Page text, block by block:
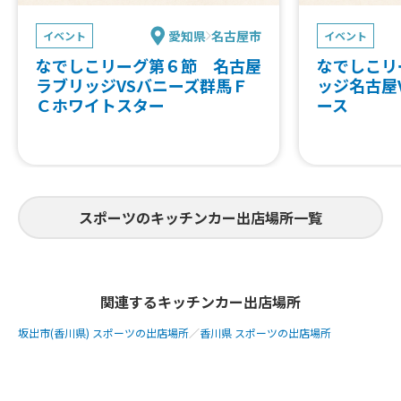
イベント 愛知県 名古屋市
なでしこリーグ第６節 名古屋
ラブリッジVSバニーズ群馬Ｆ
Ｃホワイトスター
イベント
なでしこ
ッジ名古
ース
スポーツのキッチンカー出店場所一覧
関連するキッチンカー出店場所
坂出市(香川県) スポーツの出店場所／香川県 スポーツの出店場所